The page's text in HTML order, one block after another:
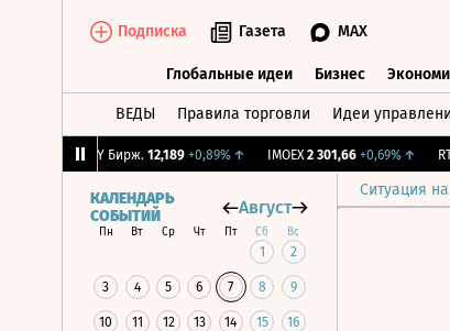
Подписка Газета MAX
Глобальные идеи Бизнес
ВЕДЫ Правила торговли Идеи
CNY Бирж. 12,189 +0,89%↑ IMOEX 2 301,66 +0,69%↑
Ситуация
КАЛЕНДАРЬ
СОБЫТИЙ
Август
Пн Вт Ср Чт Пт Сб Вс
1 2
3 4 5 6 7 8 9
10 11 12 13 14 15 16